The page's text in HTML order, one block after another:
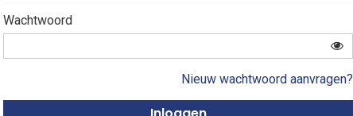
Wachtwoord
Nieuw wachtwoord aanvragen?